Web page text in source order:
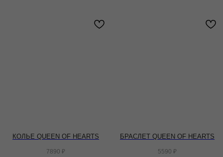
КОЛЬЕ QUEEN OF HEARTS
7890 ₽
БРАСЛЕТ QUEEN OF HEARTS
5590 ₽